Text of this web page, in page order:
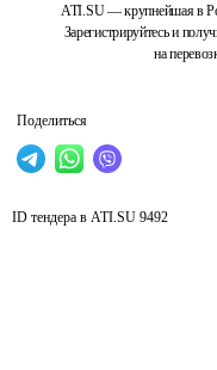
ATI.SU — крупнейшая в
Зарегистрируйтесь и
на
Поделиться
ID тендера в ATI.SU 9492